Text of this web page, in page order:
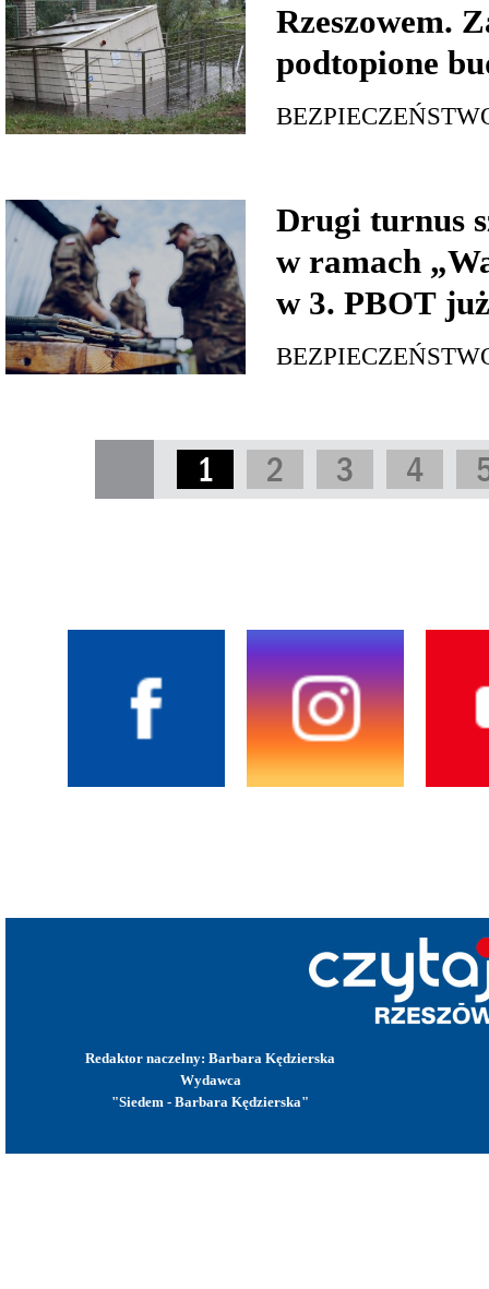
Rzeszowem.
podtopione
Drugi turnus
w ramach
w 3. PBOT
1 2 3 4
Redaktor naczelny: Barbara Kędzierska
Wydawca
"Siedem - Barbara Kędzierska"